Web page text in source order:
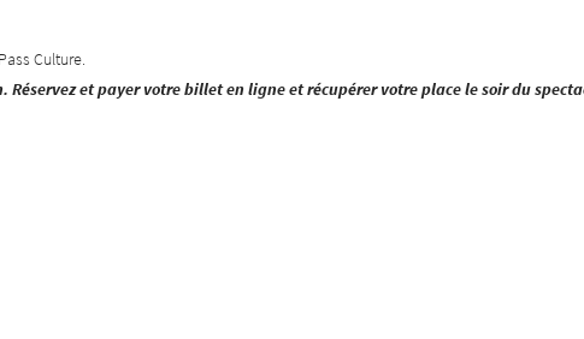
Culture.
Réservez et payer votre billet en ligne et récupérer votre place le soir du